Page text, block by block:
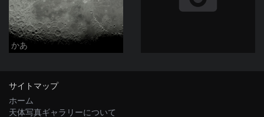
かあ
サイトマップ
ホーム
天体写真ギャラリーについて